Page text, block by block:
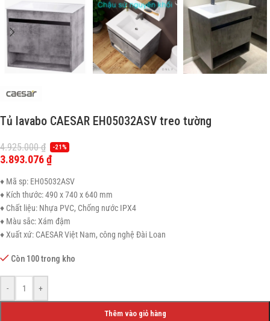
Tủ lavabo CAESAR EH05032ASV treo tường
4.925.000₫ -21%
3.893.076₫
♦ Mã sp: EH05032ASV
♦ Kích thước: 490 x 740 x 640 mm
♦ Chất liệu: Nhựa PVC, Chống nước IPX4
♦ Màu sắc: Xám đậm
♦ Xuất xứ: CAESAR Việt Nam, công nghệ Đài Loan
Còn 100 trong kho
- +
Thêm vào giỏ hàng